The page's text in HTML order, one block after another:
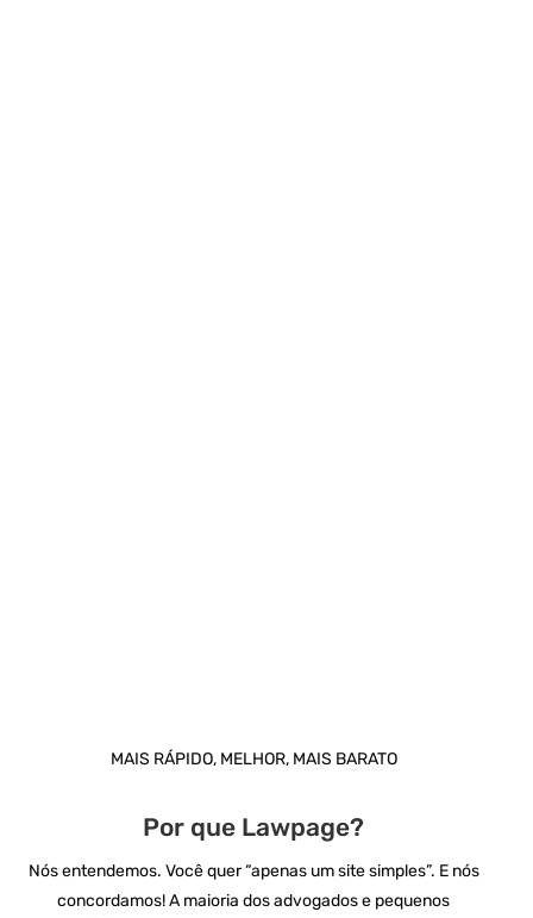
MAIS RÁPIDO, MELHOR, MAIS BARATO
Por que Lawpage?
Nós entendemos. Você quer “apenas um site simples”. E nós
concordamos! A maioria dos advogados e pequenos